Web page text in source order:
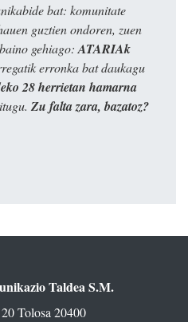
bat: komunitate
guztien ondoren, zuen
gehiago: ATARIAk
erronka bat daukagu
28 herrietan hamarna
Zu falta zara, bazatoz?
Taldea S.M.
Tolosa 20400